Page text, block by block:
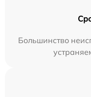
Большинство